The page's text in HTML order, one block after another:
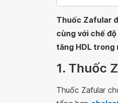
Thuốc Zafular
cùng với chế
tăng HDL trong
1. Thuốc
Thuốc Zafular